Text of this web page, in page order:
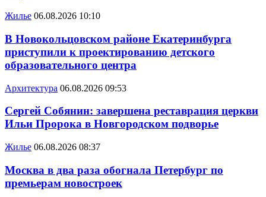
Жилье 06.08.2026 10:10
В Новокольцовском районе Екатеринбурга
приступили к проектированию детского
образовательного центра
Архитектура 06.08.2026 09:53
Сергей Собянин: завершена реставрация церкви
Ильи Пророка в Новгородском подворье
Жилье 06.08.2026 08:37
Москва в два раза обогнала Петербург по
премьерам новостроек